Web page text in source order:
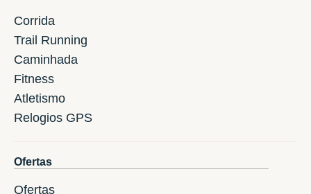
Corrida
Trail Running
Caminhada
Fitness
Atletismo
Relogios GPS
Ofertas
Ofertas